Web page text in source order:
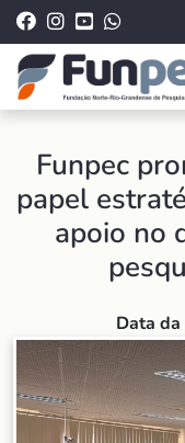
Funpec
papel
apoio no
Data